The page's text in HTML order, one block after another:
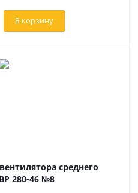
В корзину
среднего
280-46 №8